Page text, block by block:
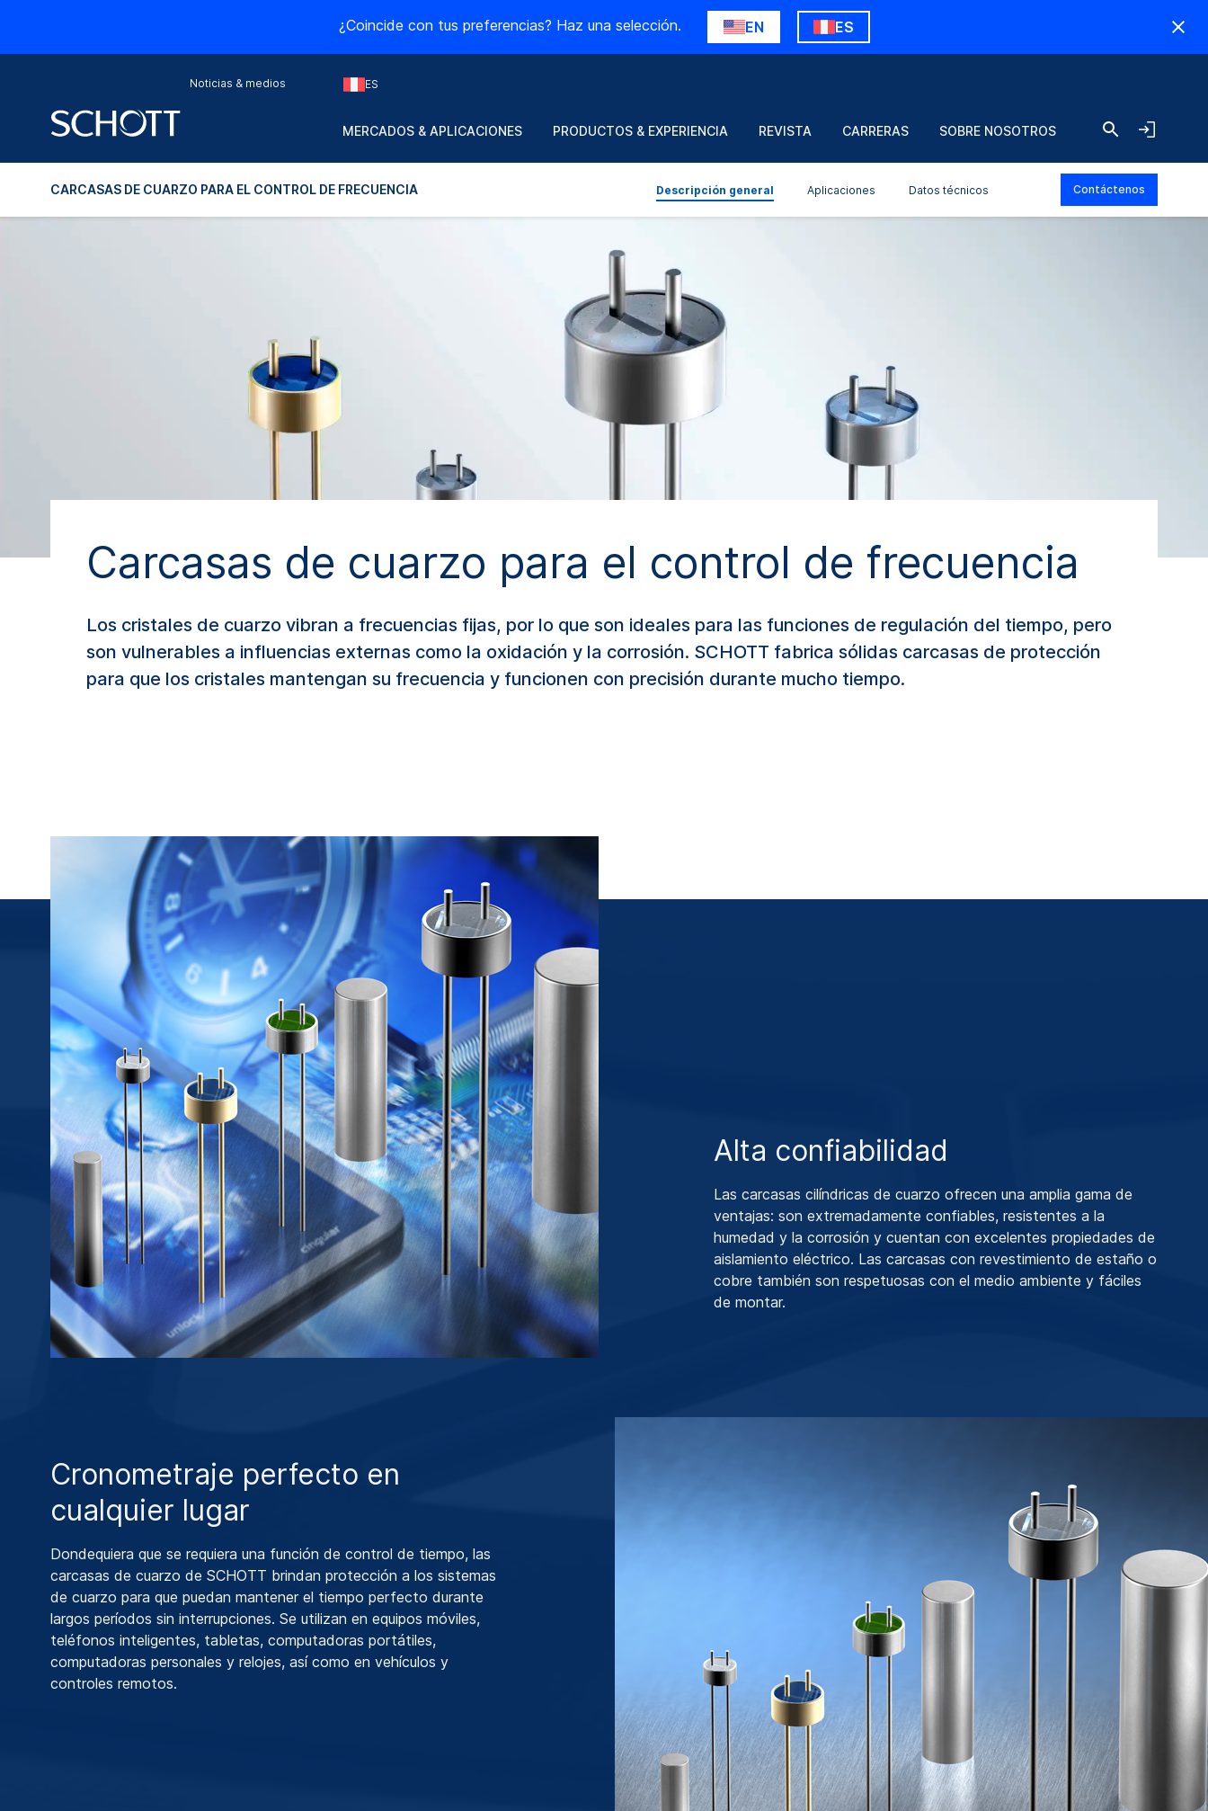
¿Coincide con tus preferencias? Haz una selección. EN ES
Noticias & medios ES
MERCADOS & APLICACIONES PRODUCTOS & EXPERIENCIA REVISTA CARRERAS SOBRE NOSOTROS
CARCASAS DE CUARZO PARA EL CONTROL DE FRECUENCIA Descripción general Aplicaciones Datos técnicos Contáctenos
Carcasas de cuarzo para el control de frecuencia
Los cristales de cuarzo vibran a frecuencias fijas, por lo que son ideales para las funciones de regulación del tiempo, pero
son vulnerables a influencias externas como la oxidación y la corrosión. SCHOTT fabrica sólidas carcasas de protección
para que los cristales mantengan su frecuencia y funcionen con precisión durante mucho tiempo.
Alta confiabilidad
Las carcasas cilíndricas de cuarzo ofrecen una amplia gama de
ventajas: son extremadamente confiables, resistentes a la
humedad y la corrosión y cuentan con excelentes propiedades de
aislamiento eléctrico. Las carcasas con revestimiento de estaño o
cobre también son respetuosas con el medio ambiente y fáciles
de montar.
Cronometraje perfecto en
cualquier lugar
Dondequiera que se requiera una función de control de tiempo, las
carcasas de cuarzo de SCHOTT brindan protección a los sistemas
de cuarzo para que puedan mantener el tiempo perfecto durante
largos períodos sin interrupciones. Se utilizan en equipos móviles,
teléfonos inteligentes, tabletas, computadoras portátiles,
computadoras personales y relojes, así como en vehículos y
controles remotos.